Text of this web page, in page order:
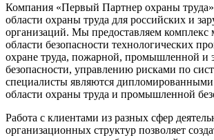
Компания «Первый Партнер охраны труда»
области охраны труда для российских и
организаций. Мы предоставляем комплекс
области безопасности технологических
охране труда, пожарной, промышленной и
безопасности, управлению рисками по
специалисты являются дипломированными
области охраны труда и промышленной
Работа с клиентами из разных сфер
организационных структур позволяет